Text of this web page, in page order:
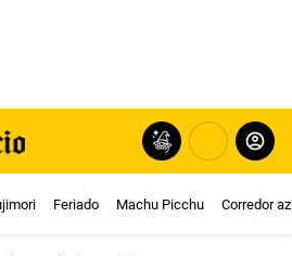
Feriado Machu Picchu Corredor